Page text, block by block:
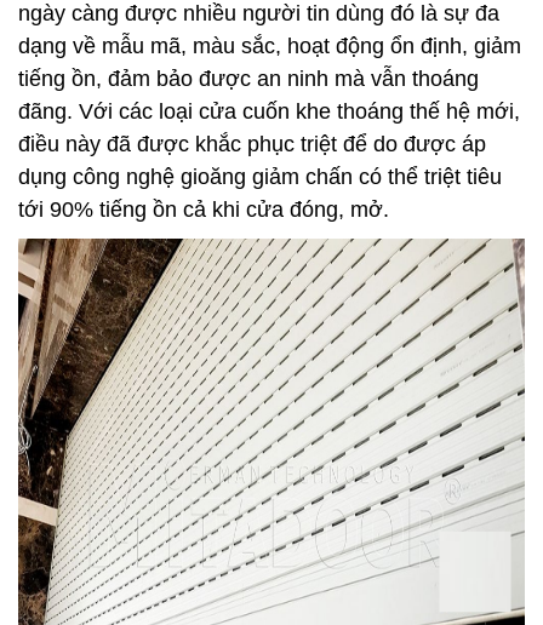
ngày càng được nhiều người tin dùng đó là sự đa
dạng về mẫu mã, màu sắc, hoạt động ổn định, giảm
tiếng ồn, đảm bảo được an ninh mà vẫn thoáng
đãng. Với các loại cửa cuốn khe thoáng thế hệ mới,
điều này đã được khắc phục triệt để do được áp
dụng công nghệ gioăng giảm chấn có thể triệt tiêu
tới 90% tiếng ồn cả khi cửa đóng, mở.